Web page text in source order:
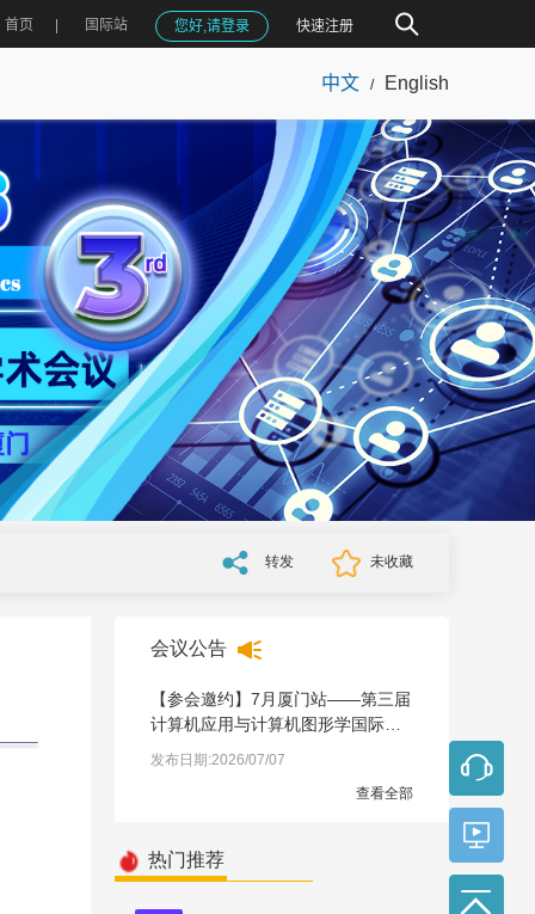
首页 国际站 您好,请登录 快速注册
中文 / English
转发 未收藏
会议公告
【参会邀约】7月厦门站——第三届
计算机应用与计算机图形学国际学
术会议（CACG 2026）
发布日期:2026/07/07
查看全部
热门推荐